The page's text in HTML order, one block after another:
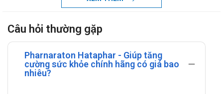
Lysin hydroclorid: 30mg.
Vitamin D3 (cholecalciferol): 270 IU.
Vitamin B3 (Niacinamid): 8mg.
Calci (Calci glycerophosphat): 20mg.
Câu hỏi thường gặp
Pharnaraton Hataphar - Giúp tăng
cường sức khỏe chính hãng có giá bao
nhiêu?